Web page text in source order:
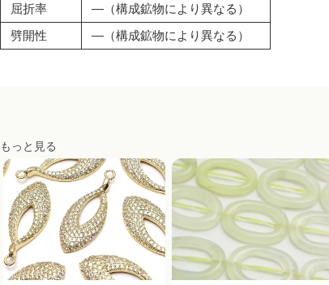
屈折率
―（構成鉱物により異なる）
劈開性
―（構成鉱物により異なる）
もっと見る